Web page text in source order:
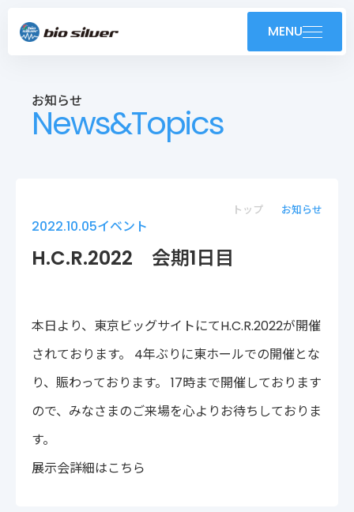
MENU
製品紹介
技術紹介・OEM
会社案内
株式会社バイオシルバー
神奈川県横浜市港北区新横浜2-14-4 シルバービル1F
プライバシーポリシー
お知らせ
News&Topics
トップ お知らせ
2022.10.05イベント
H.C.R.2022 会期1日目
本日より、東京ビッグサイトにてH.C.R.2022が開催
されております。 4年ぶりに東ホールでの開催とな
り、賑わっております。 17時まで開催しております
ので、みなさまのご来場を心よりお待ちしておりま
す。
展示会詳細はこちら